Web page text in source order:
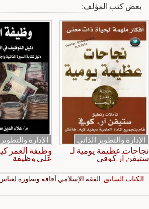
بعض كتب المؤلف:
الإدارة والتطوير الذاتي
نجاحات عظيمة يومية لـ
ستيفن آر.كوفي
الإدارة
وظيفة العمر
على وظيفة
الكتاب السابق: الفقه الإسلامي آفاقه وتطوره